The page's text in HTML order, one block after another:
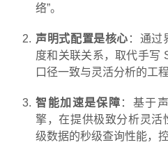
络”。
声明式配置是核心 ：通过
度和关联关系，取代手写
口径一致与灵活分析的工程
智能加速是保障 ：基于
擎，在提供极致分析灵活
级数据的秒级查询性能，